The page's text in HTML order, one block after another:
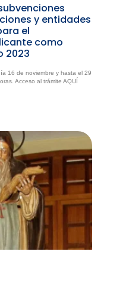
y entidades
el
como
2023
16 de noviembre y hasta el 29
Acceso al trámite AQUÍ